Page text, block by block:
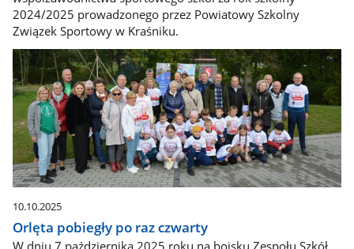
2024/2025 prowadzonego przez Powiatowy Szkolny
Związek Sportowy w Kraśniku.
10.10.2025
Orlęta pobiegły po raz czwarty